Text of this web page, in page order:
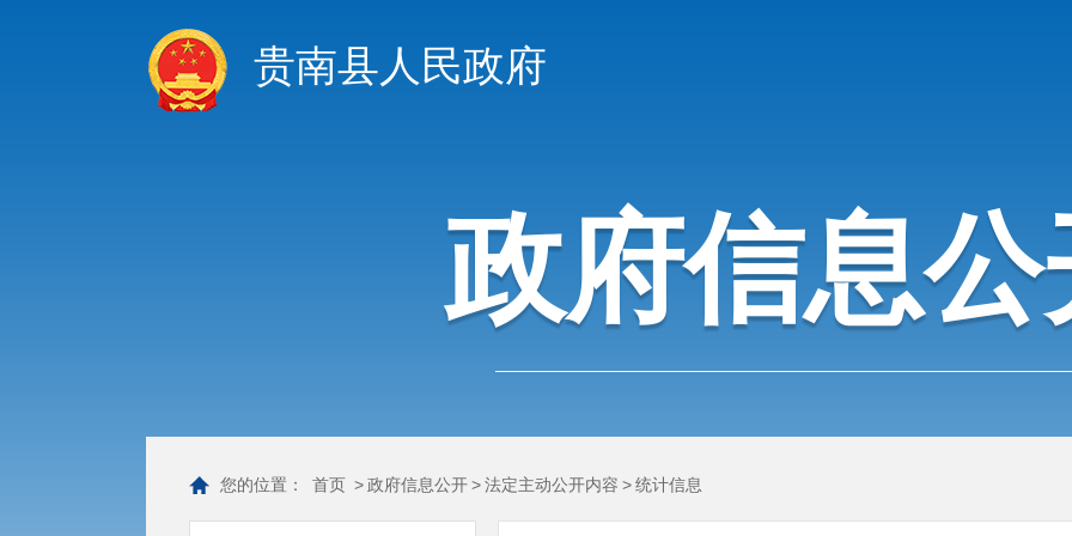
贵南县人民政府
政府信息公
您的位置： 首页 >政府信息公开>法定主动公开内容 >统计信息